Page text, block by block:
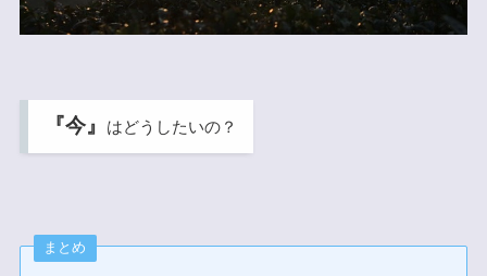
『今』 はどうしたいの？
まとめ